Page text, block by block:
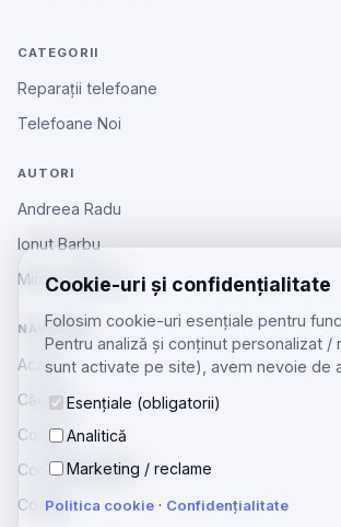
Cookie-uri și confidențialitate
Folosim cookie-uri esențiale pentru
Pentru analiză și conținut personalizat /
sunt activate pe site), avem nevoie de
Esențiale (obligatorii)
Analitică
Marketing / reclame
Politica cookie · Confidențialitate
CATEGORII
Reparații telefoane
Telefoane Noi
AUTORI
Andreea Radu
Ionut Barbu
Mircea Aiftincăi
NAVIGARE
Acasă
Căutare
Contact
Confidențialitate
Cookie